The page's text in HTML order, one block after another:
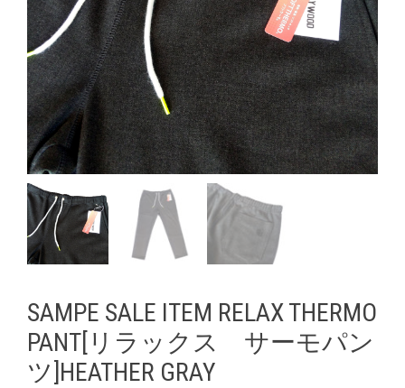
SAMPE SALE ITEM RELAX THERMO
PANT[リラックス サーモパン
ツ]HEATHER GRAY